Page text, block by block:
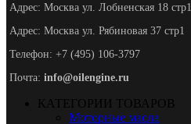
Адрес: Москва ул. Лобненская 18 стр1
Адрес: Москва ул. Рябиновая 37 стр1
Телефон: +7 (495) 106-3797
Почта: info@oilengine.ru
КАТЕГОРИИ ТОВАРОВ
Моторные масла